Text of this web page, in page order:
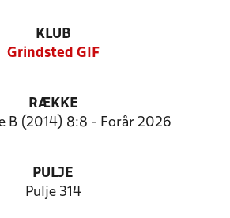
KLUB
Grindsted GIF
RÆKKE
B (2014) 8:8 - Forår 2026
PULJE
Pulje 314